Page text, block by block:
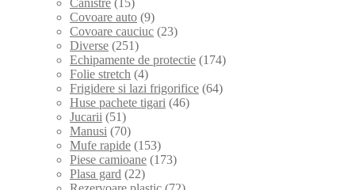
Covoare auto (9)
Covoare cauciuc (23)
Diverse (251)
Echipamente de protectie (174)
Folie stretch (4)
Frigidere si lazi frigorifice (64)
Huse pachete tigari (46)
Jucarii (51)
Manusi (70)
Mufe rapide (153)
Piese camioane (173)
Plasa gard (22)